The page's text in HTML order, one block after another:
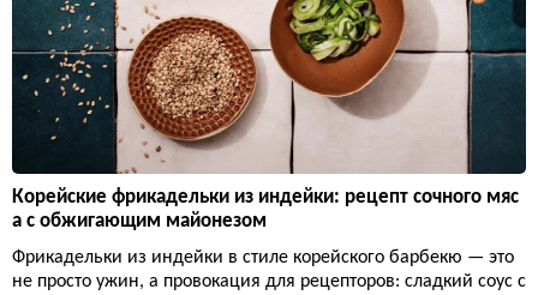
Корейские фрикадельки из индейки: рецепт сочного мяс
а с обжигающим майонезом
Фрикадельки из индейки в стиле корейского барбекю — это
не просто ужин, а провокация для рецепторов: сладкий соус с